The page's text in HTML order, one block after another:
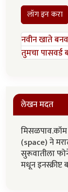
लॉग इन करा
नवीन खाते
तुमचा पासवर्ड
लेखन मदत
(space) ने
सुरूवातीला
मधून